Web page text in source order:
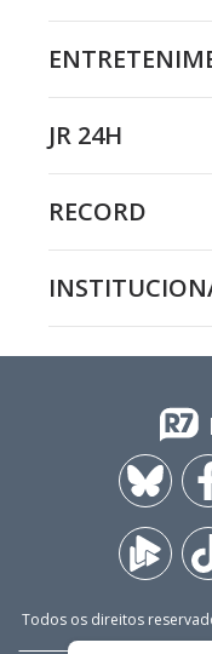
JR 24H
RECORD
Todos os direitos